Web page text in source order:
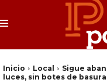
Inicio Local
Sigue
luces, sin botes de basura